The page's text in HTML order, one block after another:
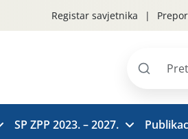
Registar savjetnika
Pretraži
SP ZPP 2023. – 2027.